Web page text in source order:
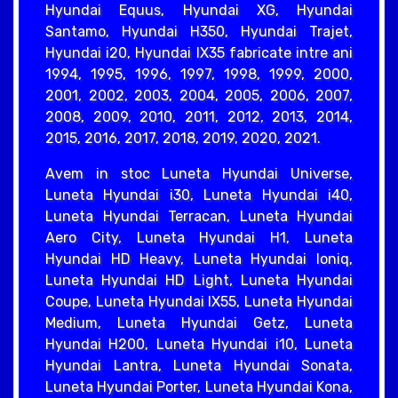
Hyundai Equus, Hyundai XG, Hyundai
Santamo, Hyundai H350, Hyundai Trajet,
Hyundai i20, Hyundai IX35 fabricate intre ani
1994, 1995, 1996, 1997, 1998, 1999, 2000,
2001, 2002, 2003, 2004, 2005, 2006, 2007,
2008, 2009, 2010, 2011, 2012, 2013, 2014,
2015, 2016, 2017, 2018, 2019, 2020, 2021.
Avem in stoc Luneta Hyundai Universe,
Luneta Hyundai i30, Luneta Hyundai i40,
Luneta Hyundai Terracan, Luneta Hyundai
Aero City, Luneta Hyundai H1, Luneta
Hyundai HD Heavy, Luneta Hyundai Ioniq,
Luneta Hyundai HD Light, Luneta Hyundai
Coupe, Luneta Hyundai IX55, Luneta Hyundai
Medium, Luneta Hyundai Getz, Luneta
Hyundai H200, Luneta Hyundai i10, Luneta
Hyundai Lantra, Luneta Hyundai Sonata,
Luneta Hyundai Porter, Luneta Hyundai Kona,